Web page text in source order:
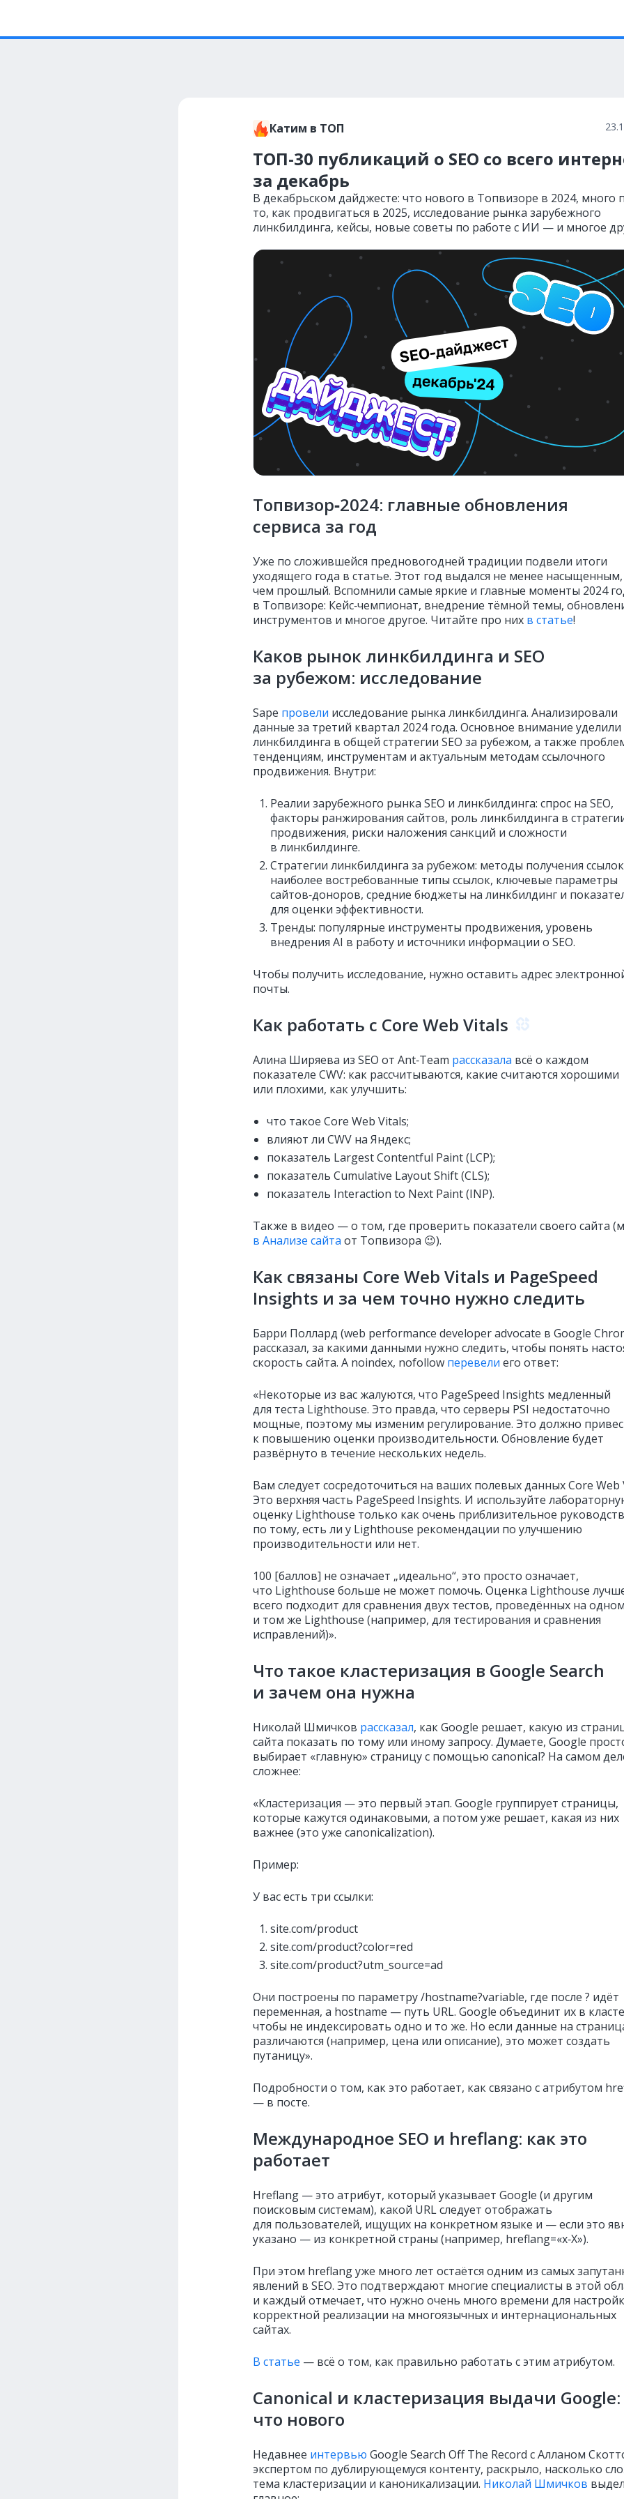
Катим в ТОП
ТОП-30 публикаций о SEO со всего
за декабрь
В декабрьском дайджесте: что нового в Топвизоре в 2024, много
то, как продвигаться в 2025, исследование рынка зарубежного
линкбилдинга, кейсы, новые советы по работе с ИИ — и многое
Топвизор‑2024: главные обновления
сервиса за год
Уже по сложившейся предновогодней традиции подвели итоги
уходящего года в статье. Этот год выдался не менее насыщенным,
чем прошлый. Вспомнили самые яркие и главные моменты 2024
в Топвизоре: Кейс‑чемпионат, внедрение тёмной темы,
инструментов и многое другое. Читайте про них в статье!
Каков рынок линкбилдинга и SEO
за рубежом: исследование
Sape провели исследование рынка линкбилдинга. Анализировали
данные за третий квартал 2024 года. Основное внимание
линкбилдинга в общей стратегии SEO за рубежом, а также
тенденциям, инструментам и актуальным методам ссылочного
продвижения. Внутри:
Реалии зарубежного рынка SEO и линкбилдинга: спрос на SEO,
факторы ранжирования сайтов, роль линкбилдинга в
продвижения, риски наложения санкций и сложности
в линкбилдинге.
Стратегии линкбилдинга за рубежом: методы получения
наиболее востребованные типы ссылок, ключевые параметры
сайтов‑доноров, средние бюджеты на линкбилдинг и
для оценки эффективности.
Тренды: популярные инструменты продвижения, уровень
внедрения AI в работу и источники информации о SEO.
Чтобы получить исследование, нужно оставить адрес
почты.
Как работать с Core Web Vitals
Алина Ширяева из SEO от Ant‑Team рассказала всё о каждом
показателе CWV: как рассчитываются, какие считаются хорошими
или плохими, как улучшить:
что такое Core Web Vitals;
влияют ли CWV на Яндекс;
показатель Largest Contentful Paint (LCP);
показатель Cumulative Layout Shift (CLS);
показатель Interaction to Next Paint (INP).
Также в видео — о том, где проверить показатели своего сайта
в Анализе сайта от Топвизора 😉).
Как связаны Core Web Vitals и PageSpeed
Insights и за чем точно нужно следить
Барри Поллард (web performance developer advocate в Google
рассказал, за какими данными нужно следить, чтобы понять
скорость сайта. А noindex, nofollow перевели его ответ:
«Некоторые из вас жалуются, что PageSpeed Insights медленный
для теста Lighthouse. Это правда, что серверы PSI недостаточно
мощные, поэтому мы изменим регулирование. Это должно
к повышению оценки производительности. Обновление будет
развёрнуто в течение нескольких недель.
Вам следует сосредоточиться на ваших полевых данных Core Web
Это верхняя часть PageSpeed Insights. И используйте
оценку Lighthouse только как очень приблизительное
по тому, есть ли у Lighthouse рекомендации по улучшению
производительности или нет.
100 [баллов] не означает „идеально“, это просто означает,
что Lighthouse больше не может помочь. Оценка Lighthouse
всего подходит для сравнения двух тестов, проведённых на одном
и том же Lighthouse (например, для тестирования и сравнения
исправлений)».
Что такое кластеризация в Google Search
и зачем она нужна
Николай Шмичков рассказал, как Google решает, какую из
сайта показать по тому или иному запросу. Думаете, Google
выбирает «главную» страницу с помощью canonical? На самом
сложнее:
«Кластеризация — это первый этап. Google группирует страницы,
которые кажутся одинаковыми, а потом уже решает, какая из них
важнее (это уже canonicalization).
Пример:
У вас есть три ссылки:
site.com/product
site.com/product?color=red
site.com/product?utm_source=ad
Они построены по параметру /hostname?variable, где после ? идёт
переменная, а hostname — путь URL. Google объединит их в
чтобы не индексировать одно и то же. Но если данные на
различаются (например, цена или описание), это может создать
путаницу».
Подробности о том, как это работает, как связано с атрибутом
— в посте.
Международное SEO и hreflang: как это
работает
Hreflang — это атрибут, который указывает Google (и другим
поисковым системам), какой URL следует отображать
для пользователей, ищущих на конкретном языке и — если это
указано — из конкретной страны (например, hreflang=«x‑X»).
При этом hreflang уже много лет остаётся одним из самых
явлений в SEO. Это подтверждают многие специалисты в этой
и каждый отмечает, что нужно очень много времени для
корректной реализации на многоязычных и интернациональных
сайтах.
В статье — всё о том, как правильно работать с этим атрибутом.
Canonical и кластеризация выдачи Google:
что нового
Недавнее интервью Google Search Off The Record с Алланом
экспертом по дублирующемуся контенту, раскрыло, насколько
тема кластеризации и каноникализации. Николай Шмичков